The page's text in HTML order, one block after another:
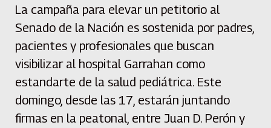
La campaña para elevar un petitorio al
Senado de la Nación es sostenida por padres,
pacientes y profesionales que buscan
visibilizar al hospital Garrahan como
estandarte de la salud pediátrica. Este
domingo, desde las 17, estarán juntando
firmas en la peatonal, entre Juan D. Perón y